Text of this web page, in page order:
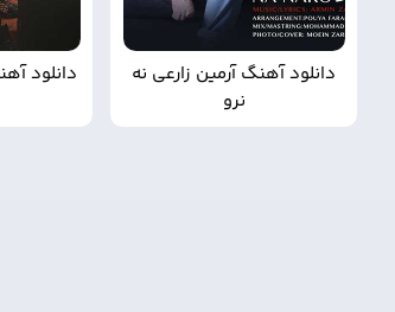
دانلود آهنگ آرمین زارعی نه
نرو
دانلود